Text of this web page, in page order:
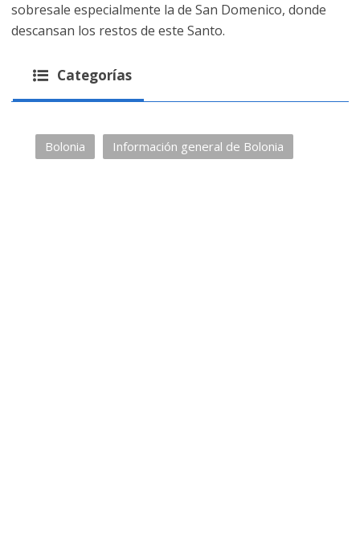
sobresale especialmente la de San Domenico, donde
descansan los restos de este Santo.
Categorías
Bolonia Información general de Bolonia